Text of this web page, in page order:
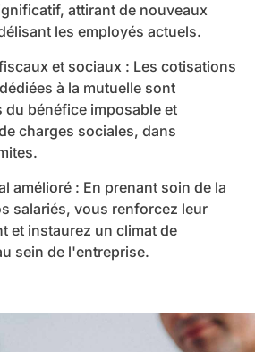
attirant de nouveaux
les employés actuels.
et sociaux : Les cotisations
à la mutuelle sont
du bénéfice imposable et
charges sociales, dans
amélioré : En prenant soin de la
salariés, vous renforcez leur
et instaurez un climat de
sein de l'entreprise.